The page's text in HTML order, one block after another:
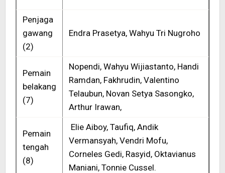
Penjaga
gawang
(2)
Endra Prasetya, Wahyu Tri Nugroho
Pemain
belakang
(7)
Nopendi, Wahyu Wijiastanto, Handi
Ramdan, Fakhrudin, Valentino
Telaubun, Novan Setya Sasongko,
Arthur Irawan,
Pemain
tengah
(8)
Elie Aiboy, Taufiq, Andik
Vermansyah, Vendri Mofu,
Corneles Gedi, Rasyid, Oktavianus
Maniani, Tonnie Cussel.